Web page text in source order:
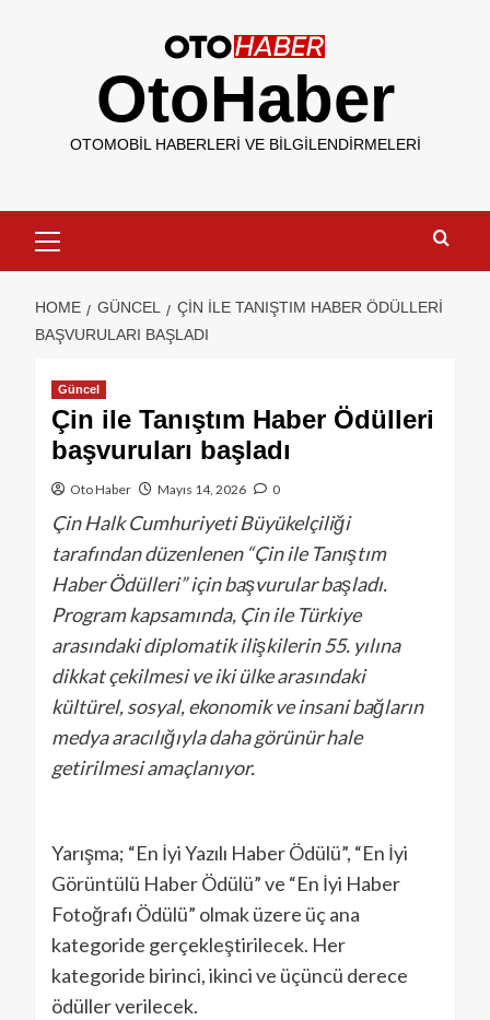
OtoHaber
OTOMOBIL HABERLERI VE BILGILENDIRMELERI
HOME GÜNCEL
ÇIN ILE TANIŞTIM HABER ÖDÜLLERI
BAŞVURULARI BAŞLADI
Güncel
Çin ile Tanıştım Haber Ödülleri
başvuruları başladı
Oto Haber Mayıs 14, 2026 0
Çin Halk Cumhuriyeti Büyükelçiliği
tarafından düzenlenen “Çin ile Tanıştım
Haber Ödülleri” için başvurular başladı.
Program kapsamında, Çin ile Türkiye
arasındaki diplomatik ilişkilerin 55. yılına
dikkat çekilmesi ve iki ülke arasındaki
kültürel, sosyal, ekonomik ve insani bağların
medya aracılığıyla daha görünür hale
getirilmesi amaçlanıyor.
Yarışma; “En İyi Yazılı Haber Ödülü”, “En İyi
Görüntülü Haber Ödülü” ve “En İyi Haber
Fotoğrafı Ödülü” olmak üzere üç ana
kategoride gerçekleştirilecek. Her
kategoride birinci, ikinci ve üçüncü derece
ödüller verilecek.